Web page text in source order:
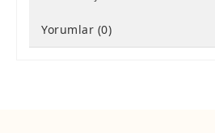
Yorumlar (0)